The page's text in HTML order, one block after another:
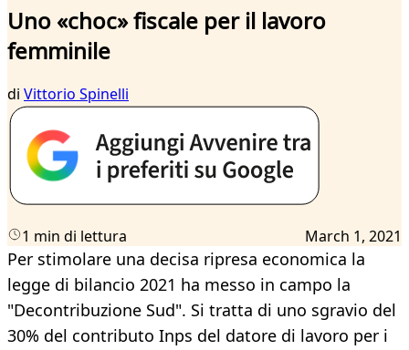
Uno «choc» fiscale per il lavoro
femminile
di Vittorio Spinelli
1 min di lettura March 1, 2021
Per stimolare una decisa ripresa economica la
legge di bilancio 2021 ha messo in campo la
"Decontribuzione Sud". Si tratta di uno sgravio del
30% del contributo Inps del datore di lavoro per i